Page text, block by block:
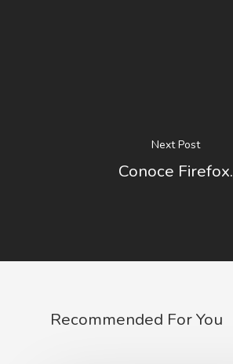
Next Post
Conoce Firefox.
Recommended For You